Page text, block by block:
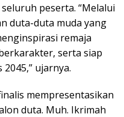
peserta. “Melalui
duta-duta muda yang
remaja
serta siap
ujarnya.
mempresentasikan
duta. Muh. Ikrimah